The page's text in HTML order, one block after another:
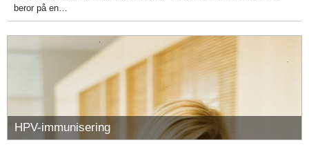
beror på en…
HPV-immunisering